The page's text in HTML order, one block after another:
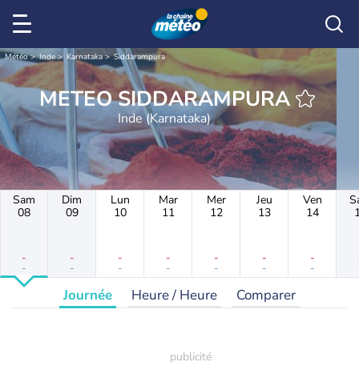
Météo Inde Karnataka Siddarampura
METEO SIDDARAMPURA
Inde (Karnataka)
Sam
08
-
-
Dim
09
-
-
Lun
10
-
-
Mar
11
-
-
Mer
12
-
-
Jeu
13
-
-
Ven
14
-
-
Journée Heure / Heure Comparer